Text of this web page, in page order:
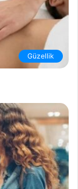
Güzellik